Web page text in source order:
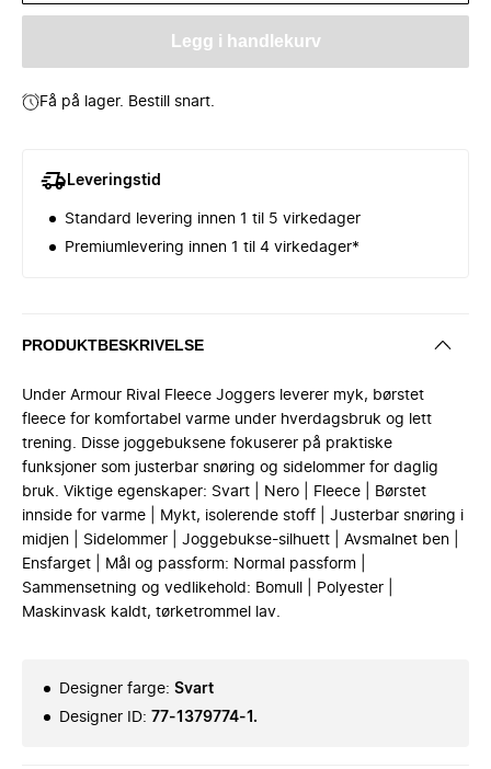
Legg i handlekurv
Få på lager. Bestill snart.
Leveringstid
Standard levering innen 1 til 5 virkedager
Premiumlevering innen 1 til 4 virkedager*
PRODUKTBESKRIVELSE
Under Armour Rival Fleece Joggers leverer myk, børstet
fleece for komfortabel varme under hverdagsbruk og lett
trening. Disse joggebuksene fokuserer på praktiske
funksjoner som justerbar snøring og sidelommer for daglig
bruk. Viktige egenskaper: Svart | Nero | Fleece | Børstet
innside for varme | Mykt, isolerende stoff | Justerbar snøring i
midjen | Sidelommer | Joggebukse-silhuett | Avsmalnet ben |
Ensfarget | Mål og passform: Normal passform |
Sammensetning og vedlikehold: Bomull | Polyester |
Maskinvask kaldt, tørketrommel lav.
Designer farge: Svart
Designer ID: 77-1379774-1.